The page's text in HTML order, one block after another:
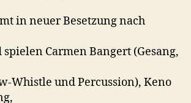
in neuer Besetzung nach
spielen Carmen Bangert (Gesang,
Whistle und Percussion), Keno